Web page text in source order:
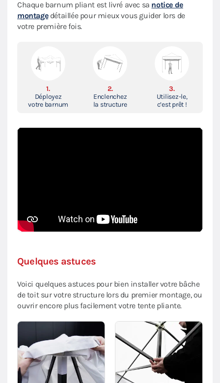
Chaque barnum pliant est livré avec sa notice de
montagedétaillée pour mieux vous guider lors de
votre première fois.
1.
Déployez
votre barnum
2.
Enclenchez
la structure
3.
Utilisez-le,
c’est prêt !
Quelques astuces
Voici quelques astuces pour bien installer votre bâche
de toit sur votre structure lors du premier montage, ou
ouvrir encore plus facilement votre tente pliante.